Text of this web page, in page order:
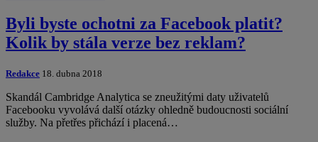
Byli byste ochotni za Facebook platit?
Kolik by stála verze bez reklam?
Redakce 18. dubna 2018
Skandál Cambridge Analytica se zneužitými daty uživatelů
Facebooku vyvolává další otázky ohledně budoucnosti sociální
služby. Na přetřes přichází i placená…